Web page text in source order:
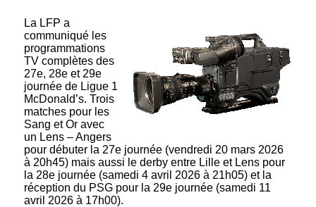
La LFP a
communiqué les
programmations
TV complètes des
27e, 28e et 29e
journée de Ligue 1
McDonald’s. Trois
matches pour les
Sang et Or avec
un Lens – Angers
pour débuter la 27e journée (vendredi 20 mars 2026
à 20h45) mais aussi le derby entre Lille et Lens pour
la 28e journée (samedi 4 avril 2026 à 21h05) et la
réception du PSG pour la 29e journée (samedi 11
avril 2026 à 17h00).